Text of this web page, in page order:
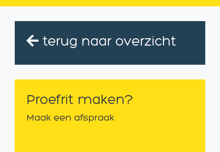
terug naar overzicht
Proefrit maken?
Maak een afspraak